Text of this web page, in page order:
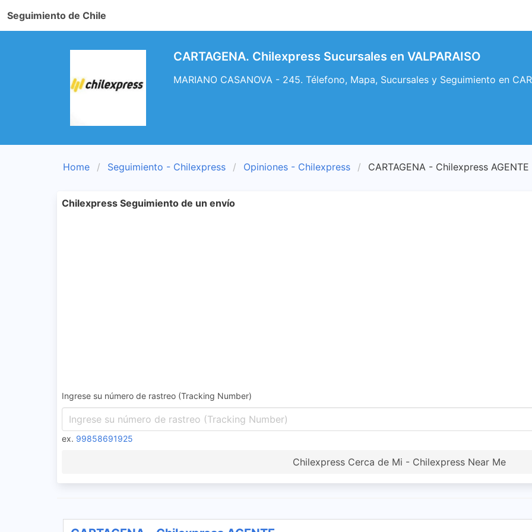
Seguimiento de Chile
CARTAGENA. Chilexpress Sucursales en VALPARAISO
MARIANO CASANOVA - 245. Télefono, Mapa, Sucursales y Seguimiento en
Home Seguimiento - Chilexpress Opiniones - Chilexpress CARTAGENA - Chilexpress AGENTE
Chilexpress Seguimiento de un envío
Ingrese su número de rastreo (Tracking Number)
ex. 99858691925
Chilexpress Cerca de Mi - Chilexpress Near Me